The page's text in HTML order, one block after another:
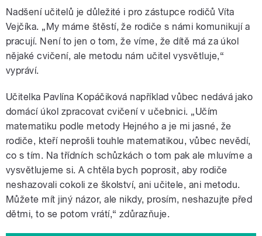
Nadšení učitelů je důležité i pro zástupce rodičů Víta
Vejčíka. „My máme štěstí, že rodiče s námi komunikují a
pracují. Není to jen o tom, že víme, že dítě má za úkol
nějaké cvičení, ale metodu nám učitel vysvětluje,“
vypráví.
Učitelka Pavlína Kopáčiková například vůbec nedává jako
domácí úkol zpracovat cvičení v učebnici. „Učím
matematiku podle metody Hejného a je mi jasné, že
rodiče, kteří neprošli touhle matematikou, vůbec nevědí,
co s tím. Na třídních schůzkách o tom pak ale mluvíme a
vysvětlujeme si. A chtěla bych poprosit, aby rodiče
neshazovali cokoli ze školství, ani učitele, ani metodu.
Můžete mít jiný názor, ale nikdy, prosím, neshazujte před
dětmi, to se potom vrátí,“ zdůrazňuje.